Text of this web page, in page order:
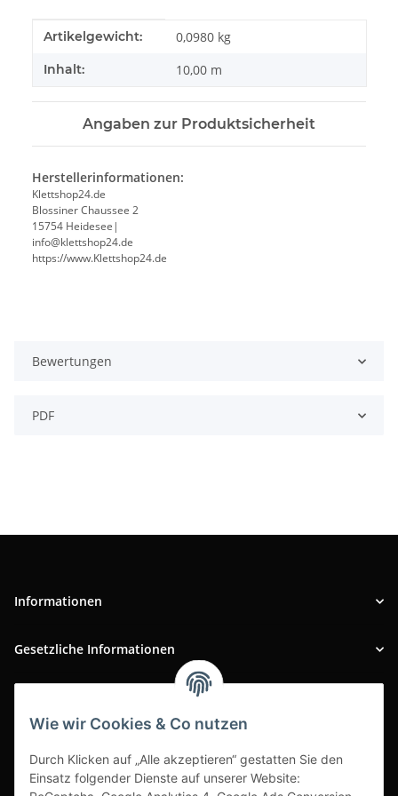
Wie wir Cookies & Co nutzen
Durch Klicken auf „Alle akzeptieren“ gestatten Sie den
Einsatz folgender Dienste auf unserer Website:
Produkteigenschaft
Wert
Artikelgewicht: 0,0980 kg
Inhalt: 10,00 m
Angaben zur Produktsicherheit
Herstellerinformationen:
Klettshop24.de
Blossiner Chaussee 2
15754 Heidesee|
info@klettshop24.de
https://www.Klettshop24.de
Bewertungen
PDF
Informationen
Gesetzliche Informationen